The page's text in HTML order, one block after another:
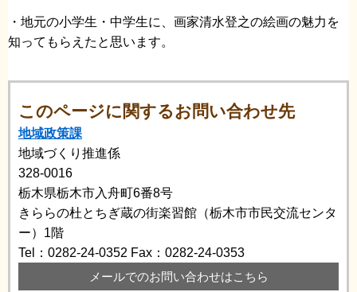
・地元の小学生・中学生に、画家清水登之の絵画の魅力を
知ってもらえたと思います。
このページに関するお問い合わせ先
地域政策課
地域づくり推進係
328-0016
栃木県栃木市入舟町6番8号
きららの杜とちぎ蔵の街楽習館（栃木市市民交流センタ
ー）1階
Tel：0282-24-0352 Fax：0282-24-0353
メールでのお問い合わせはこちら